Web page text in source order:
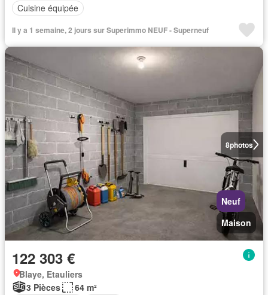
Cuisine équipée
Il y a 1 semaine, 2 jours sur Superimmo NEUF - Superneuf
8photos
Neuf
Maison
122 303 €
Blaye, Etauliers
3 Pièces
64 m²